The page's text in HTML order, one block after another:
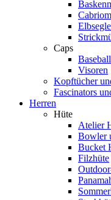
Caps
Visoren
Kopftücher
Fascinators
Herren
Hüte
Atelier
Bowler
Bucket
Filzhüte